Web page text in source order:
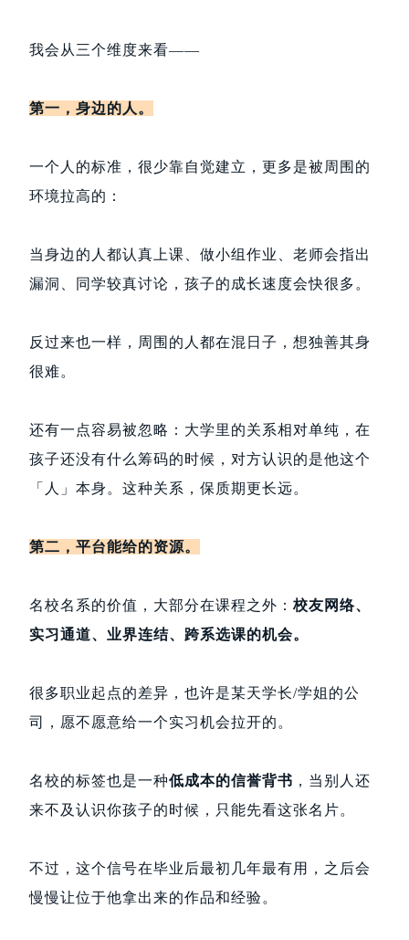
我会从三个维度来看——
第一，身边的人。
一个人的标准，很少靠自觉建立，更多是被周围的
环境拉高的：
当身边的人都认真上课、做小组作业、老师会指出
漏洞、同学较真讨论，孩子的成长速度会快很多。
反过来也一样，周围的人都在混日子，想独善其身
很难。
还有一点容易被忽略：大学里的关系相对单纯，在
孩子还没有什么筹码的时候，对方认识的是他这个
「人」本身。这种关系，保质期更长远。
第二，平台能给的资源。
名校名系的价值，大部分在课程之外： 校友网络、
实习通道、业界连结、跨系选课的机会。
很多职业起点的差异，也许是某天学长/学姐的公
司，愿不愿意给一个实习机会拉开的。
名校的标签也是一种低成本的信誉背书 ，当别人还
来不及认识你孩子的时候，只能先看这张名片。
不过，这个信号在毕业后最初几年最有用，之后会
慢慢让位于他拿出来的作品和经验。